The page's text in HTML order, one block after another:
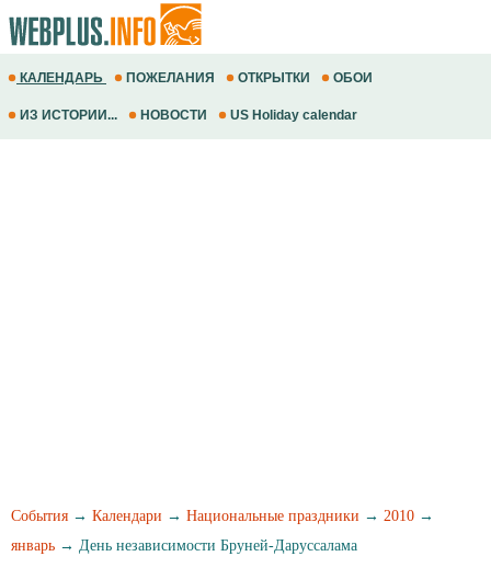
КАЛЕНДАРЬ ПОЖЕЛАНИЯ ОТКРЫТКИ ОБОИ
ИЗ ИСТОРИИ... НОВОСТИ US Holiday calendar
События → Календари → Национальные праздники → 2010 →
январь → День независимости Бруней-Даруссалама